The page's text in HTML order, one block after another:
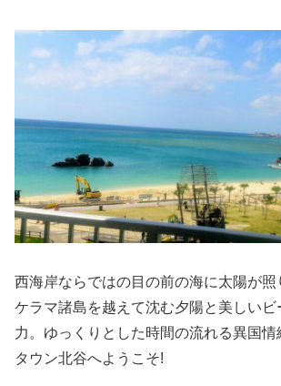
西海岸ならではの目の前の海に太陽が照
ケラマ諸島を越えて沈む夕陽と美しい
力。ゆっくりとした時間の流れる異国情
タウン北谷へようこそ!